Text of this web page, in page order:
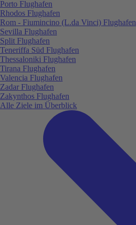
Porto Flughafen
Rhodos Flughafen
Rom - Fiumincino (L.da Vinci) Flughafen
Sevilla Flughafen
Split Flughafen
Teneriffa Süd Flughafen
Thessaloniki Flughafen
Tirana Flughafen
Valencia Flughafen
Zadar Flughafen
Zakynthos Flughafen
Alle Ziele im Überblick